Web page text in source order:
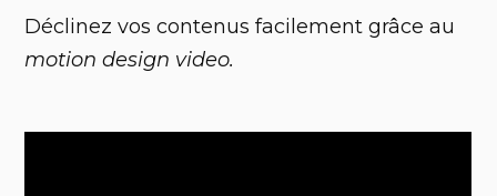
Déclinez vos contenus facilement grâce au
motion design video.